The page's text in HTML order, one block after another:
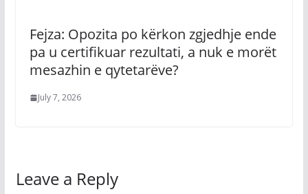
Fejza: Opozita po kërkon zgjedhje ende
pa u certifikuar rezultati, a nuk e morët
mesazhin e qytetarëve?
July 7, 2026
Leave a Reply